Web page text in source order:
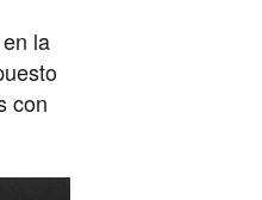
la
con